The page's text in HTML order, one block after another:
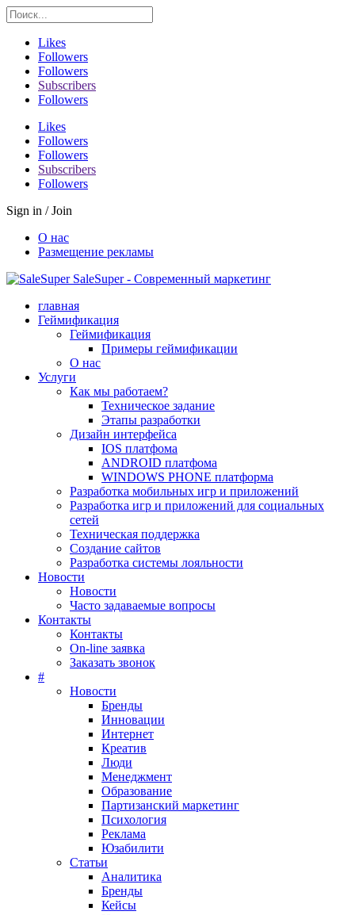
Likes
Followers
Followers
Subscribers
Followers
Likes
Followers
Followers
Subscribers
Followers
Sign in / Join
О нас
Размещение рекламы
SaleSuper - Современный маркетинг
главная
Геймификация
Геймификация
Примеры геймификации
О нас
Услуги
Как мы работаем?
Техническое задание
Этапы разработки
Дизайн интерфейса
IOS платфома
ANDROID платфома
WINDOWS PHONE платформа
Разработка мобильных игр и приложений
Разработка игр и приложений для социальных
сетей
Техническая поддержка
Создание сайтов
Разработка системы лояльности
Новости
Новости
Часто задаваемые вопросы
Контакты
Контакты
On-line заявка
Заказать звонок
#
Новости
Бренды
Инновации
Интернет
Креатив
Люди
Менеджмент
Образование
Партизанский маркетинг
Психология
Реклама
Юзабилити
Статьи
Аналитика
Бренды
Кейсы